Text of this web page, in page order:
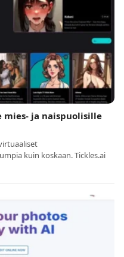
ja naispuolisille
kuin koskaan. Tickles.ai